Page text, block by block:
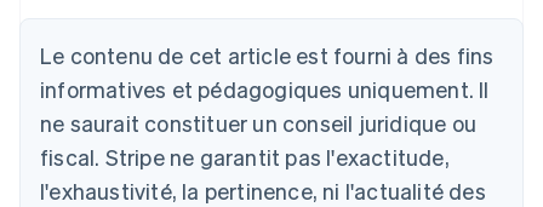
Le contenu de cet article est fourni à des fins
informatives et pédagogiques uniquement. Il
ne saurait constituer un conseil juridique ou
fiscal. Stripe ne garantit pas l'exactitude,
l'exhaustivité, la pertinence, ni l'actualité des
DeutschEnglish
English
Autriche
Deutsch English
Belgique
NederlandsFrançaisDeutschEnglish